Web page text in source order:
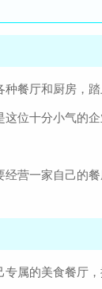
餐厅和厨房，
位十分小气的企
营一家自己的
属的美食餐厅